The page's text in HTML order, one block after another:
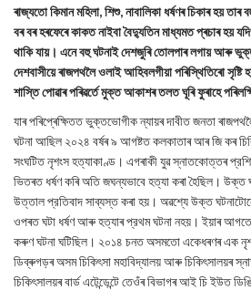
ৰাজ্যতো কিমান মহিলা, শিশু, নাবালিকা ধৰ্ষণৰ চিকাৰ হয়
বৰ বৰ হৰফেৰে কাকত নাইবা বৈদ্যুতিন মাধ্যমত প্ৰচাৰ হয়
থাকি যায়। এনে বহু ঘটনাই দেশজুৰি তোলপাৰ লগায় আৰু
দেশবাসীয়ে ৰাজপথলৈ ওলাই আহিবলগীয়া পৰিস্থিতিৰো সৃষ্টি
শাস্তি পোৱাৰ পৰিৱৰ্তে মুক্ত আকাশৰ তলত ঘূৰি ফুৰাহে
যাৰ পৰিপ্ৰেক্ষিতত ভুক্তভোগীক ন্যায়ৰ দাবীত জনতা
ঘটনা আছিল ২০২৪ বৰ্ষৰ ৯ আগষ্টত কলকাতাৰ আৰ জি কৰ
সংঘটিত নৃশংস হত্যাকাণ্ড। এগৰাকী যুৱ স্নাতকোত্তৰ
ভিতৰত ধৰ্ষণ কৰি অতি জঘন্যভাবে হত্যা কৰা হৈছিল। উক্ত
উত্তাল প্রতিবাদ সাব্যস্ত কৰা হয়। অৱশ্যে উক্ত
ওপৰত ঘটা ধৰ্ষণ আৰু হত্যাৰ প্রথম ঘটনা নহয়। ইয়াৰ
কৰুণ ঘটনা ঘটিছিল। ২০১৪ চনত অসমতো একেধৰণৰ এক
ডিব্ৰুগড়ৰ অসম চিকিৎসা মহাবিদ্যালয় আৰু চিকিৎসালয়ৰ
চিকিৎসালয়ৰ বাৰ্ড এটেন্ডেন্টে তেওঁৰ বিভাগৰ আই চি ইউত